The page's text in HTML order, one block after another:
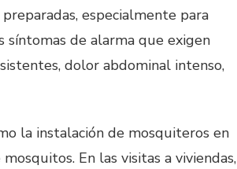
especialmente para
síntomas de alarma que exigen
dolor abdominal intenso,
la instalación de mosquiteros en
En las visitas a viviendas,